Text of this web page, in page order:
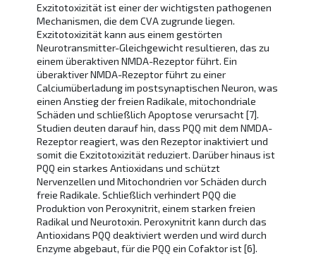
Exzitotoxizität ist einer der wichtigsten pathogenen
Mechanismen, die dem CVA zugrunde liegen.
Exzitotoxizität kann aus einem gestörten
Neurotransmitter-Gleichgewicht resultieren, das zu
einem überaktiven NMDA-Rezeptor führt. Ein
überaktiver NMDA-Rezeptor führt zu einer
Calciumüberladung im postsynaptischen Neuron, was
einen Anstieg der freien Radikale, mitochondriale
Schäden und schließlich Apoptose verursacht [7].
Studien deuten darauf hin, dass PQQ mit dem NMDA-
Rezeptor reagiert, was den Rezeptor inaktiviert und
somit die Exzitotoxizität reduziert. Darüber hinaus ist
PQQ ein starkes Antioxidans und schützt
Nervenzellen und Mitochondrien vor Schäden durch
freie Radikale.Schließlich verhindert PQQ die
Produktion von Peroxynitrit, einem starken freien
Radikal und Neurotoxin. Peroxynitrit kann durch das
Antioxidans PQQ deaktiviert werden und wird durch
Enzyme abgebaut, für die PQQ ein Cofaktor ist [6].